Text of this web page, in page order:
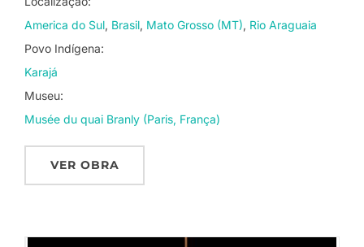
America do Sul Brasil Mato Grosso (MT) Rio Araguaia
Povo Indígena:
Karajá
Museu:
Musée du quai Branly (Paris, França)
VER OBRA